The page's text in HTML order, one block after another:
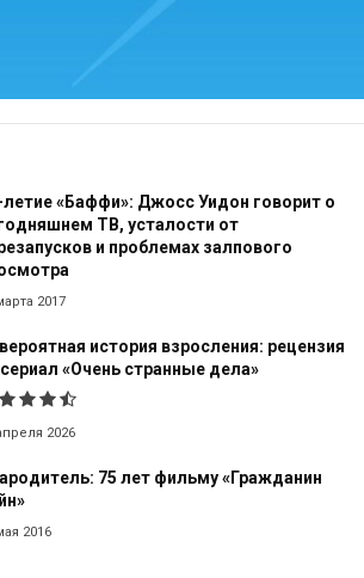
летие «Баффи»: Джосс Уидон говорит о
ТВ, усталости от
и проблемах залпового
2017
история взросления: рецензия
«Очень странные дела»
2026
75 лет фильму «Гражданин
2016